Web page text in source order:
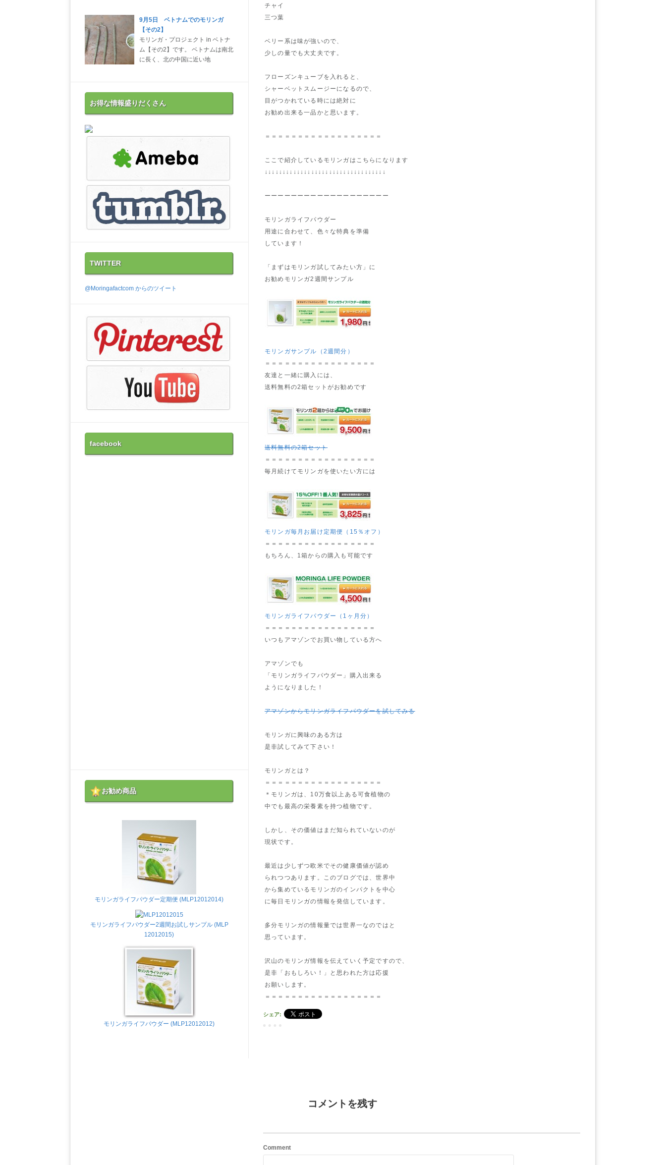
チャイ
三つ葉
ベリー系は味が強いので、
少しの量でも大丈夫です。
フローズンキューブを入れると、
シャーベットスムージーになるので、
目がつかれている時には絶対に
お勧め出来る一品かと思います。
＝＝＝＝＝＝＝＝＝＝＝＝＝＝＝＝＝＝
ここで紹介しているモリンガはこちらになります
↓↓↓↓↓↓↓↓↓↓↓↓↓↓↓↓↓↓↓↓↓↓↓↓↓↓↓↓↓↓↓↓↓↓
ーーーーーーーーーーーーーーーーーーー
モリンガライフパウダー
用途に合わせて、色々な特典を準備
しています！
「まずはモリンガ試してみたい方」に
お勧めモリンガ2週間サンプル
モリンガサンプル（2週間分）
＝＝＝＝＝＝＝＝＝＝＝＝＝＝＝＝＝
友達と一緒に購入には、
送料無料の2箱セットがお勧めです
送料無料の2箱セット
＝＝＝＝＝＝＝＝＝＝＝＝＝＝＝＝＝
毎月続けてモリンガを使いたい方には
モリンガ毎月お届け定期便（15％オフ）
＝＝＝＝＝＝＝＝＝＝＝＝＝＝＝＝＝
もちろん、1箱からの購入も可能です
モリンガライフパウダー（1ヶ月分）
＝＝＝＝＝＝＝＝＝＝＝＝＝＝＝＝＝
いつもアマゾンでお買い物している方へ
アマゾンでも
「モリンガライフパウダー」購入出来る
ようになりました！
アマゾンからモリンガライフパウダーを試してみる
モリンガに興味のある方は
是非試してみて下さい！
モリンガとは？
＝＝＝＝＝＝＝＝＝＝＝＝＝＝＝＝＝＝
＊モリンガは、10万食以上ある可食植物の
中でも最高の栄養素を持つ植物です。
しかし、その価値はまだ知られていないのが
現状です。
最近は少しずつ欧米でその健康価値が認め
られつつあります。このブログでは、世界中
から集めているモリンガのインパクトを中心
に毎日モリンガの情報を発信しています。
多分モリンガの情報量では世界一なのではと
思っています。
沢山のモリンガ情報を伝えていく予定ですので、
是非「おもしろい！」と思われた方は応援
お願いします。
＝＝＝＝＝＝＝＝＝＝＝＝＝＝＝＝＝＝
シェア:
コメントを残す
Comment
9月5日 ベトナムでのモリンガ
【その2】
モリンガ・プロジェクト in ベトナ
ム【その2】です。 ベトナムは南北
に長く、北の中国に近い地
お得な情報盛りだくさん
TWITTER
@Moringafactcom からのツイート
facebook
お勧め商品
モリンガライフパウダー定期便 (MLP12012014)
モリンガライフパウダー2週間お試しサンプル (MLP
12012015)
モリンガライフパウダー (MLP12012012)